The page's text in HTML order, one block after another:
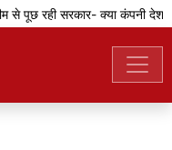
से पूछ रही सरकार- क्या कंपनी देश के